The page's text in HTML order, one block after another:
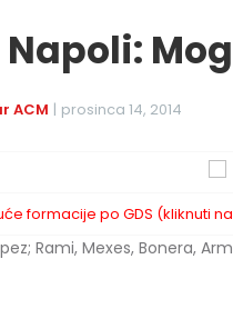
ACM | prosinca 14, 2014
formacije po GDS (kliknuti
Rami, Mexes, Bonera,